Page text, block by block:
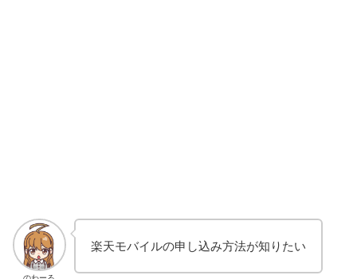
楽天モバイルの申し込み方法が知りたい